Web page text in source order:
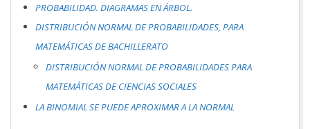
PROBABILIDAD. DIAGRAMAS EN ÁRBOL.
DISTRIBUCIÓN NORMAL DE PROBABILIDADES, PARA
MATEMÁTICAS DE BACHILLERATO
DISTRIBUCIÓN NORMAL DE PROBABILIDADES PARA
MATEMÁTICAS DE CIENCIAS SOCIALES
LA BINOMIAL SE PUEDE APROXIMAR A LA NORMAL